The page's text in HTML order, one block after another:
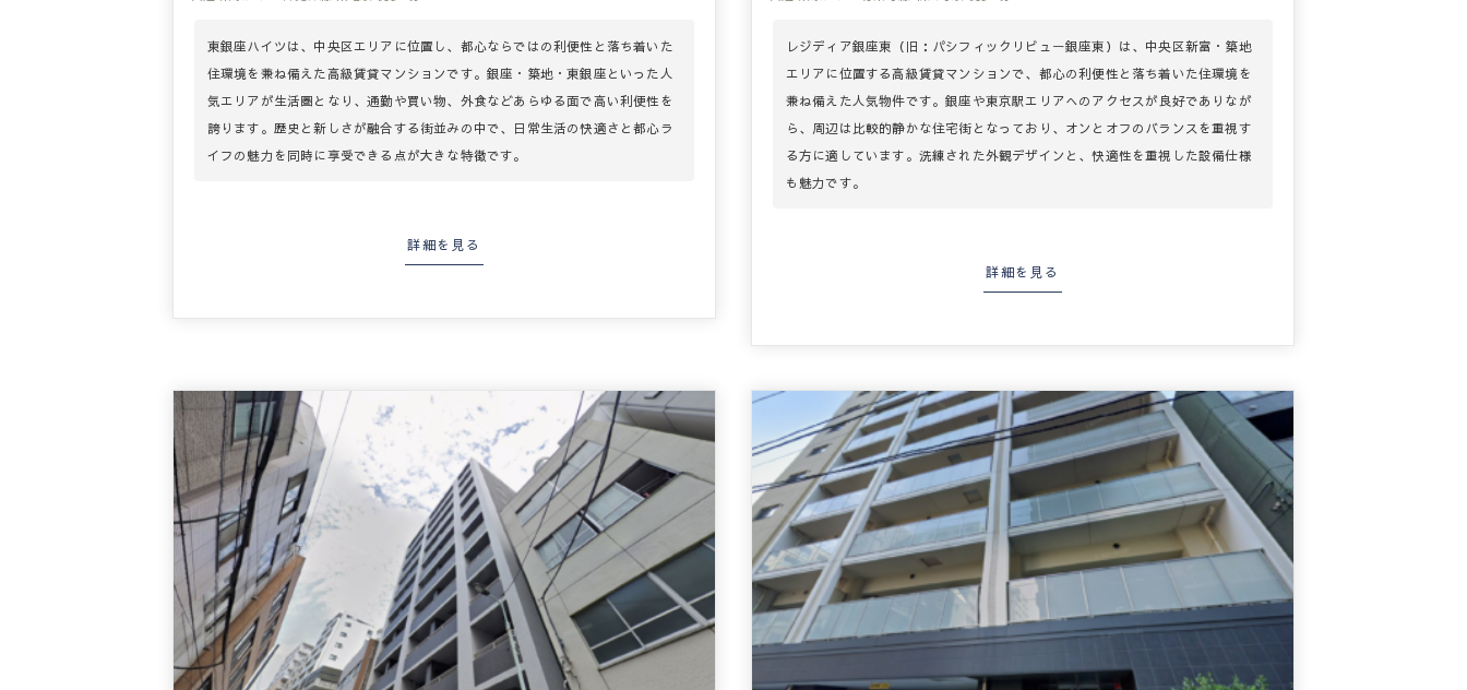
東銀座ハイツは、中央区エリアに位置し、都心ならではの利便性と落ち着いた
住環境を兼ね備えた高級賃貸マンションです。銀座・築地・東銀座といった人
気エリアが生活圏となり、通勤や買い物、外食などあらゆる面で高い利便性を
誇ります。歴史と新しさが融合する街並みの中で、日常生活の快適さと都心ラ
イフの魅力を同時に享受できる点が大きな特徴です。
詳細を見る
レジディア銀座東（旧：パシフィックリビュー銀座東）は、中央区新富・築地
エリアに位置する高級賃貸マンションで、都心の利便性と落ち着いた住環境を
兼ね備えた人気物件です。銀座や東京駅エリアへのアクセスが良好でありなが
ら、周辺は比較的静かな住宅街となっており、オンとオフのバランスを重視す
る方に適しています。洗練された外観デザインと、快適性を重視した設備仕様
も魅力です。
詳細を見る